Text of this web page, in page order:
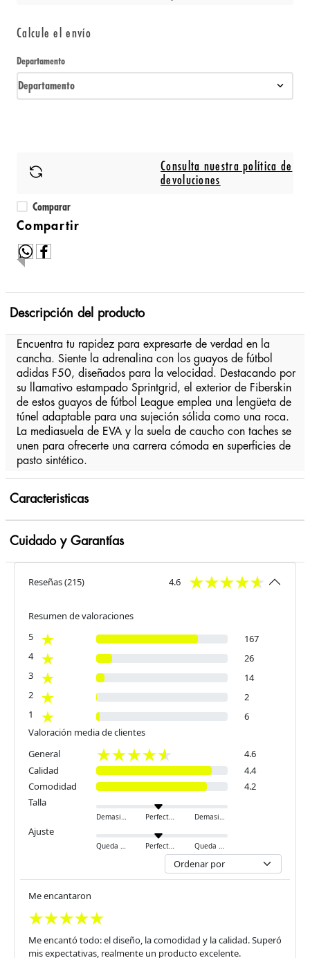
Calcule el envío
Departamento
Departamento
Consulta nuestra política de
devoluciones
Comparar
Descripción del producto
Encuentra tu rapidez para expresarte de verdad en la
cancha. Siente la adrenalina con los guayos de fútbol
adidas F50, diseñados para la velocidad. Destacando por
su llamativo estampado Sprintgrid, el exterior de Fiberskin
de estos guayos de fútbol League emplea una lengüeta de
túnel adaptable para una sujeción sólida como una roca.
La mediasuela de EVA y la suela de caucho con taches se
unen para ofrecerte una carrera cómoda en superficies de
pasto sintético.
Caracteristicas
Cuidado y Garantías
Reseñas(215) 4.6
Resumen de valoraciones
5
167
4
26
3
14
2
2
1
6
Valoración media de clientes
General
4.6
Calidad
4.4
Comodidad
4.2
Talla
Demasiado pequeño Perfecto Demasiado grande
Ajuste
Queda ajustado Perfecto Queda holgado
Me encantaron
Me encantó todo: el diseño, la comodidad y la calidad. Superó
mis expectativas, realmente un producto excelente.